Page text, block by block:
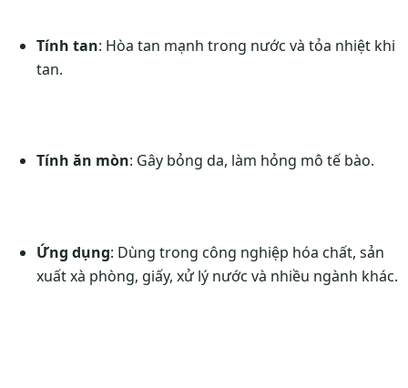
Tính tan: Hòa tan mạnh trong nước và tỏa nhiệt khi
tan.
Tính ăn mòn: Gây bỏng da, làm hỏng mô tế bào.
Ứng dụng: Dùng trong công nghiệp hóa chất, sản
xuất xà phòng, giấy, xử lý nước và nhiều ngành khác.